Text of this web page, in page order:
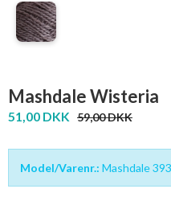
Mashdale Wisteria
51,00 DKK 59,00 DKK
Model/Varenr.: Mashdale 393